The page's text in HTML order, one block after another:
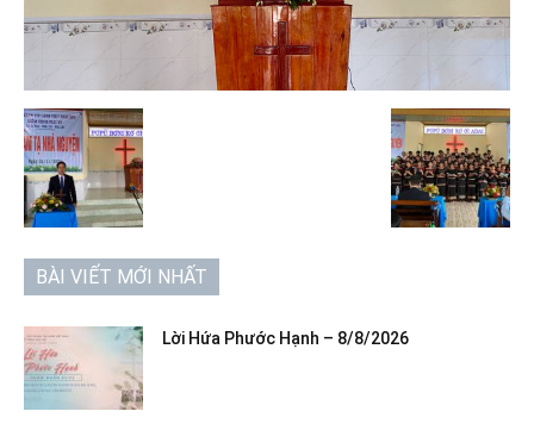
BÀI VIẾT MỚI NHẤT
Lời Hứa Phước Hạnh – 8/8/2026